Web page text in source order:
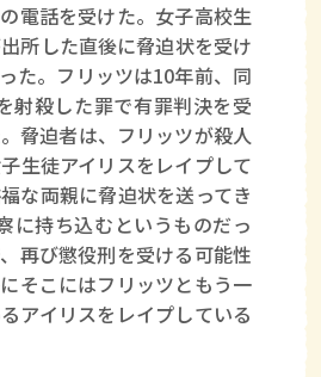
電話を受けた。女子高校生
所した直後に脅迫状を受け
た。フリッツは10年前、同
射殺した罪で有罪判決を受
脅迫者は、フリッツが殺人
生徒アイリスをレイプして
な両親に脅迫状を送ってき
に持ち込むというものだっ
再び懲役刑を受ける可能性
そこにはフリッツともう一
アイリスをレイプしている
ロボット・イン・ザ・システム
著／デボラ・イン…